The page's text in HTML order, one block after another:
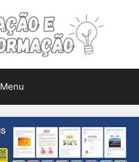
Menu